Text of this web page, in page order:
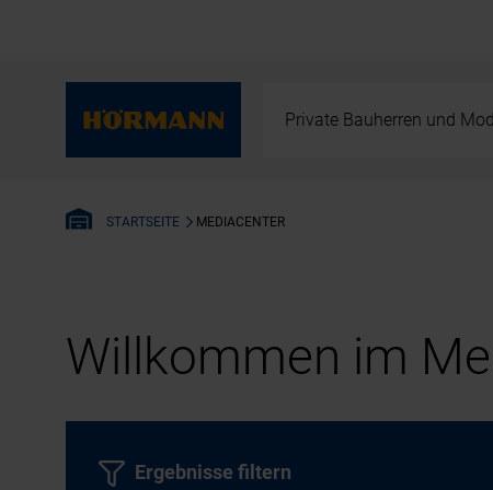
Private Bauherren und
STARTSEITE MEDIACENTER
Willkommen im
Ergebnisse filtern